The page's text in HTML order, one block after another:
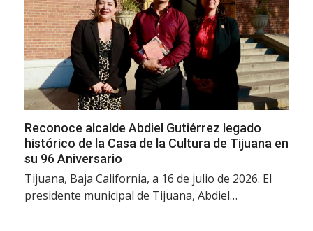
Reconoce alcalde Abdiel Gutiérrez legado
histórico de la Casa de la Cultura de Tijuana en
su 96 Aniversario
Tijuana, Baja California, a 16 de julio de 2026. El
presidente municipal de Tijuana, Abdiel…